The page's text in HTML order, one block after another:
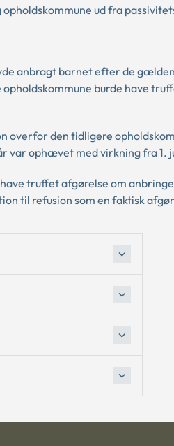
ud fra
anbragt barnet efter de
burde have
overfor den tidligere
var ophævet med virkning fra 1.
truffet afgørelse om
til refusion som en faktisk